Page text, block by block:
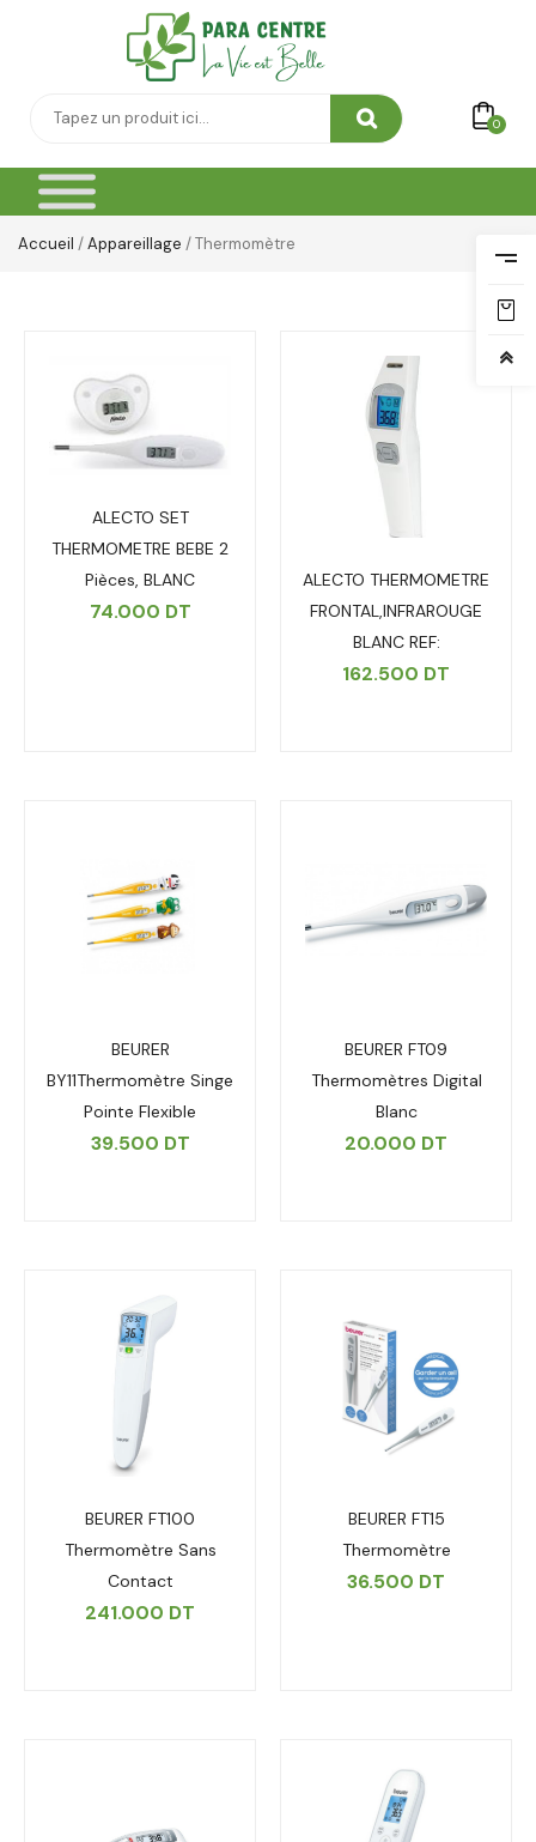
0
Accueil /Appareillage / Thermomètre
ALECTO SET
THERMOMETRE BEBE 2
Pièces, BLANC
74.000 DT
ALECTO THERMOMETRE
FRONTAL,INFRAROUGE
BLANC REF:
162.500 DT
BEURER
BY11Thermomètre Singe
Pointe Flexible
39.500 DT
BEURER FT09
Thermomètres Digital
Blanc
20.000 DT
BEURER FT100
Thermomètre Sans
Contact
241.000 DT
BEURER FT15
Thermomètre
36.500 DT